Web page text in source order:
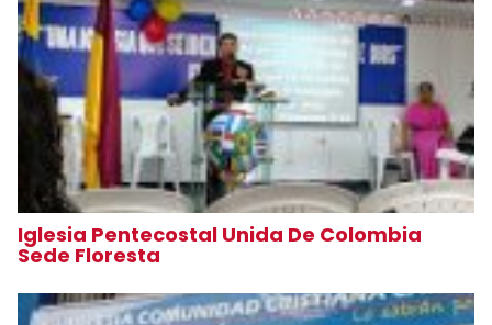
Iglesia Pentecostal Unida De Colombia
Sede Floresta